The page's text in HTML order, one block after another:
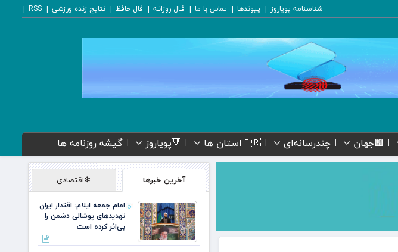
شناسنامه پویاروز پیوندها تماس با ما فـال روزانـه فال حافظ نتایج زنده ورزشی RSS
🟫جهان چندرسانه‌ای 🇮🇷استان ها 🔻پویاروز گیشه روزنامه ها
آخرین خبرها ❇اقتصادی
امام جمعه ایلام: اقتدار ایران
تهدیدهای پوشالی دشمن را
بی‌اثر کرده است